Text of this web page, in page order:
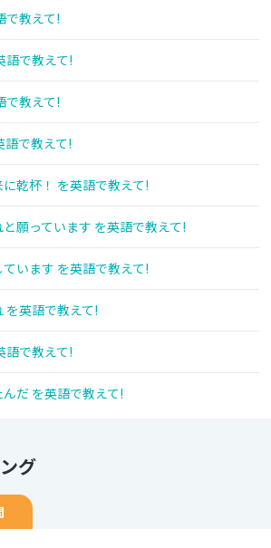
で教えて!
語で教えて!
で教えて!
語で教えて!
乾杯！ を英語で教えて!
願っています を英語で教えて!
います を英語で教えて!
を英語で教えて!
語で教えて!
だ を英語で教えて!
グ